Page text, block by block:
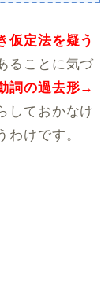
仮定法を疑う
ることに気づ
詞の過去形→
しておかなけ
けです。